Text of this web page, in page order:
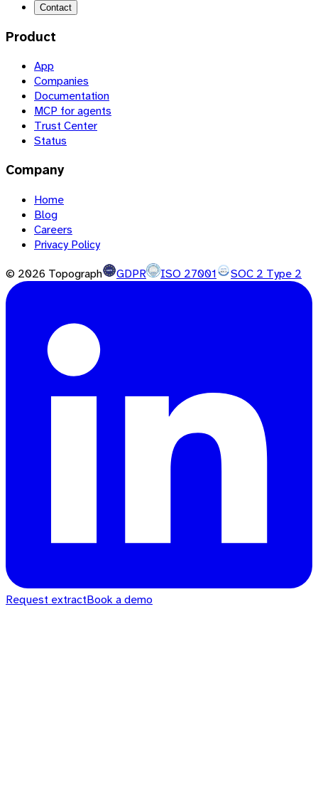
Contact
Product
App
Companies
Documentation
MCP for agents
Trust Center
Status
Company
Home
Blog
Careers
Privacy Policy
© 2026 Topograph GDPR ISO 27001 SOC 2 Type 2
Request extractBook a demo